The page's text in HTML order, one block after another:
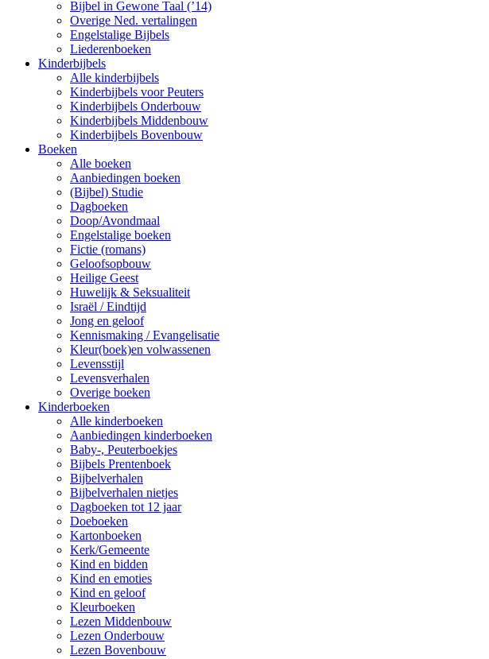
Bijbel in Gewone Taal (’14)
Overige Ned. vertalingen
Engelstalige Bijbels
Liederenboeken
Kinderbijbels
Alle kinderbijbels
Kinderbijbels voor Peuters
Kinderbijbels Onderbouw
Kinderbijbels Middenbouw
Kinderbijbels Bovenbouw
Boeken
Alle boeken
Aanbiedingen boeken
(Bijbel) Studie
Dagboeken
Doop/Avondmaal
Engelstalige boeken
Fictie (romans)
Geloofsopbouw
Heilige Geest
Huwelijk & Seksualiteit
Israël / Eindtijd
Jong en geloof
Kennismaking / Evangelisatie
Kleur(boek)en volwassenen
Levensstijl
Levensverhalen
Overige boeken
Kinderboeken
Alle kinderboeken
Aanbiedingen kinderboeken
Baby-, Peuterboekjes
Bijbels Prentenboek
Bijbelverhalen
Bijbelverhalen nietjes
Dagboeken tot 12 jaar
Doeboeken
Kartonboeken
Kerk/Gemeente
Kind en bidden
Kind en emoties
Kind en geloof
Kleurboeken
Lezen Middenbouw
Lezen Onderbouw
Lezen Bovenbouw